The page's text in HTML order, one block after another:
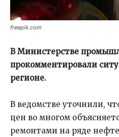
freepik.com
В Министерстве
прокомментировали
регионе.
В ведомстве уточнили,
цен во многом
ремонтами на ряде